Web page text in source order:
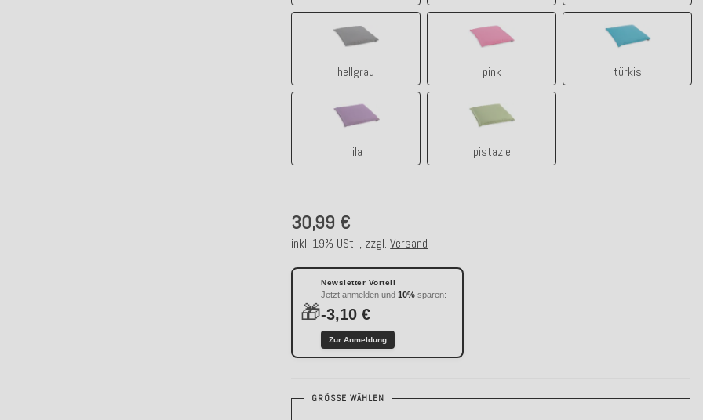
hellgrau pink türkis
türkis
lila
lila
pistazie
pistazie
30,99 €
inkl. 19% USt. , zzgl.Versand
🎁
Newsletter Vorteil
Jetzt anmelden und10% sparen:
-3,10 €
Zur Anmeldung
GRÖSSE WÄHLEN